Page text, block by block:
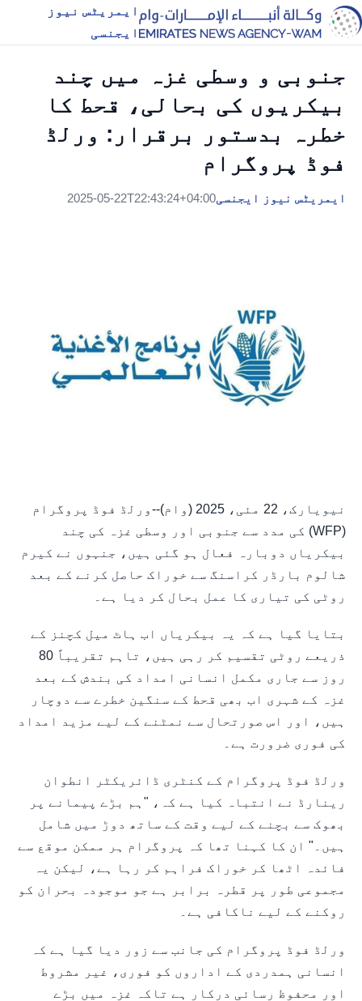
ایمریٹس نیوز
ایجنسی
جنوبی و وسطی غزہ میں چند
بیکریوں کی بحالی، قحط کا
خطرہ بدستور برقرار: ورلڈ
فوڈ پروگرام
ایمریٹس نیوز ایجنسی2025-05-22T22:43:24+04:00
نیویارک، 22 مئی، 2025 (وام)--ورلڈ فوڈ پروگرام
(WFP) کی مدد سے جنوبی اور وسطی غزہ کی چند
بیکریاں دوبارہ فعال ہو گئی ہیں، جنہوں نے کیرم
شالوم بارڈر کراسنگ سے خوراک حاصل کرنے کے بعد
روٹی کی تیاری کا عمل بحال کر دیا ہے۔
بتایا گیا ہے کہ یہ بیکریاں اب ہاٹ میل کچنز کے
ذریعے روٹی تقسیم کر رہی ہیں، تاہم تقریباً 80
روز سے جاری مکمل انسانی امداد کی بندش کے بعد
غزہ کے شہری اب بھی قحط کے سنگین خطرے سے دوچار
ہیں، اور اس صورتحال سے نمٹنے کے لیے مزید امداد
کی فوری ضرورت ہے۔
ورلڈ فوڈ پروگرام کے کنٹری ڈائریکٹر انطوان
رینارڈ نے انتباہ کیا ہے کہ، "ہم بڑے پیمانے پر
بھوک سے بچنے کے لیے وقت کے ساتھ دوڑ میں شامل
ہیں۔" ان کا کہنا تھا کہ پروگرام ہر ممکن موقع سے
فائدہ اٹھا کر خوراک فراہم کر رہا ہے، لیکن یہ
مجموعی طور پر قطرہ برابر ہے جو موجودہ بحران کو
روکنے کے لیے ناکافی ہے۔
ورلڈ فوڈ پروگرام کی جانب سے زور دیا گیا ہے کہ
انسانی ہمدردی کے اداروں کو فوری، غیر مشروط
اور محفوظ رسائی درکار ہے تاکہ غزہ میں بڑے